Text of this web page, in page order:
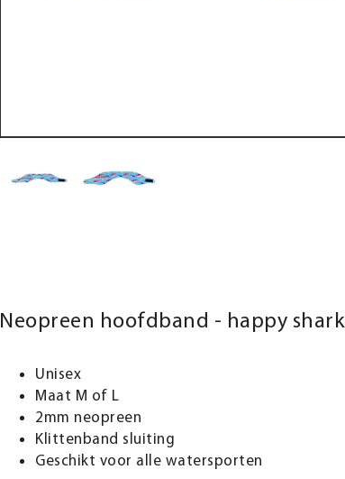
Neopreen hoofdband - happy shark
Unisex
Maat M of L
2mm neopreen
Klittenband sluiting
Geschikt voor alle watersporten